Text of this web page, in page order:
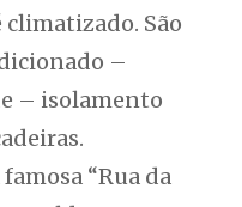
São
–
– isolamento
“Rua da